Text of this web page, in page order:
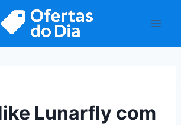
Lunarfly com